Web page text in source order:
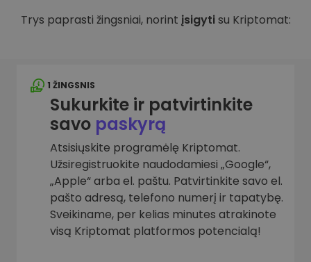
Trys paprasti žingsniai, norint įsigytisu Kriptomat:
1 ŽINGSNIS
Sukurkite ir patvirtinkite
savo paskyrą
Atsisiųskite programėlę Kriptomat.
Užsiregistruokite naudodamiesi „Google“,
„Apple“ arba el. paštu. Patvirtinkite savo el.
pašto adresą, telefono numerį ir tapatybę.
Sveikiname, per kelias minutes atrakinote
visą Kriptomat platformos potencialą!